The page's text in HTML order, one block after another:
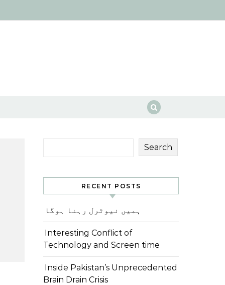
Search
RECENT POSTS
ہمیں نیوٹرل رہنا ہوگا
Interesting Conflict of
Technology and Screen time
Inside Pakistan’s Unprecedented
Brain Drain Crisis